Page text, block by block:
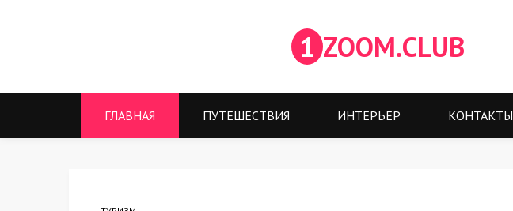
1 ZOOM.CLUB
ГЛАВНАЯ ПУТЕШЕСТВИЯ ИНТЕРЬЕР КОНТАКТЫ